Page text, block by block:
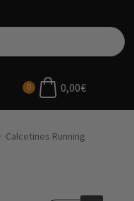
0 0,00€
Calcetines Running